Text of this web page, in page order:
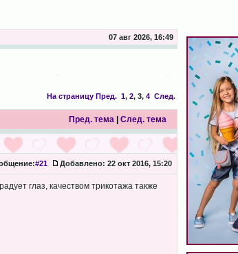
07 авг 2026, 16:49
На страницу Пред. 1, 2, 3, 4 След.
Пред. тема| След. тема
#21 Добавлено: 22 окт 2016, 15:20
глаз, качеством трикотажа также